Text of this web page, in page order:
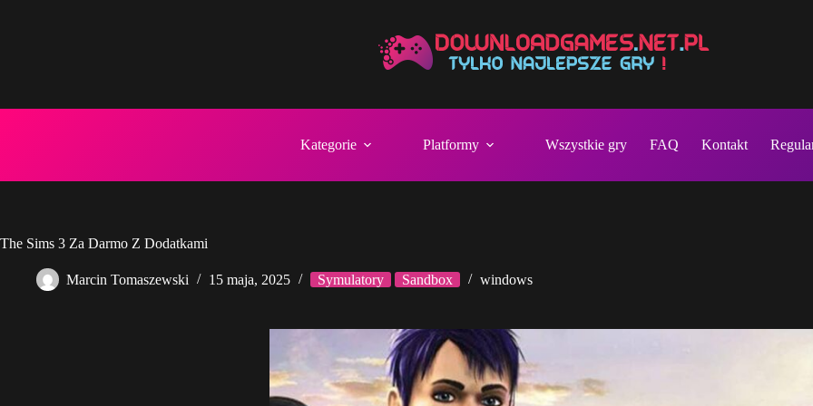
Kategorie Platformy Wszystkie gry FAQ Kontakt
The Sims 3 Za Darmo Z Dodatkami
Marcin Tomaszewski 15 maja, 2025 Symulatory Sandbox windows